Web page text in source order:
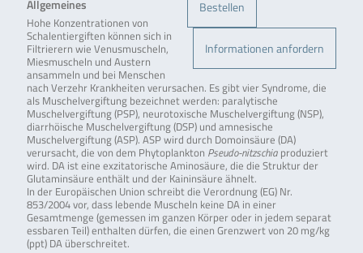
Bestellen
Informationen anfordern
Allgemeines
Hohe Konzentrationen von
Schalentiergiften können sich in
Filtrierern wie Venusmuscheln,
Miesmuscheln und Austern
ansammeln und bei Menschen
nach Verzehr Krankheiten verursachen. Es gibt vier Syndrome, die
als Muschelvergiftung bezeichnet werden: paralytische
Muschelvergiftung (PSP), neurotoxische Muschelvergiftung (NSP),
diarrhöische Muschelvergiftung (DSP) und amnesische
Muschelvergiftung (ASP). ASP wird durch Domoinsäure (DA)
verursacht, die von dem Phytoplankton Pseudo-nitzschiaproduziert
wird. DA ist eine exzitatorische Aminosäure, die die Struktur der
Glutaminsäure enthält und der Kaininsäure ähnelt.
In der Europäischen Union schreibt die Verordnung (EG) Nr.
853/2004 vor, dass lebende Muscheln keine DA in einer
Gesamtmenge (gemessen im ganzen Körper oder in jedem separat
essbaren Teil) enthalten dürfen, die einen Grenzwert von 20 mg/kg
(ppt) DA überschreitet.